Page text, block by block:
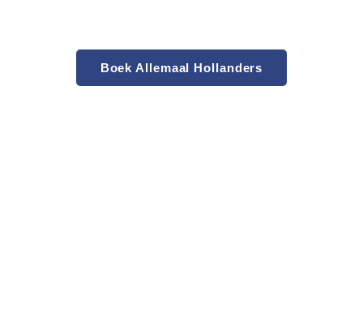
Boek Allemaal Hollanders